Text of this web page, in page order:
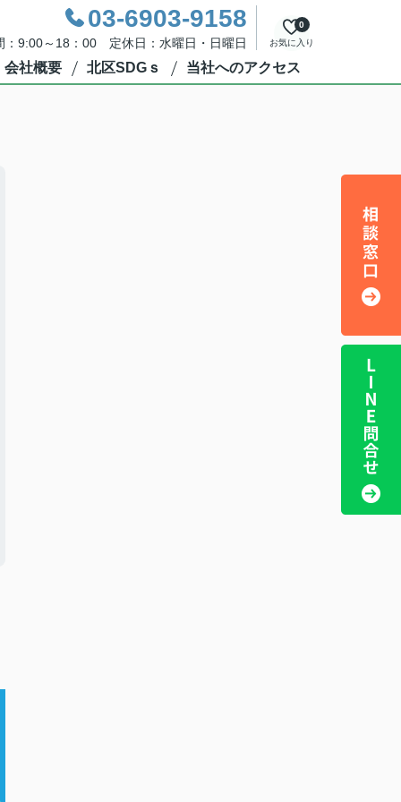
03-6903-9158
：9:00～18：00 定休日：水曜日・日曜日 お気に入り
0
会社概要 北区SDGｓ 当社へのアクセス